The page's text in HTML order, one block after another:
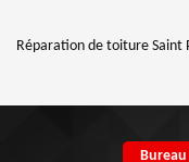
Réparation de toiture Saint
Bureau